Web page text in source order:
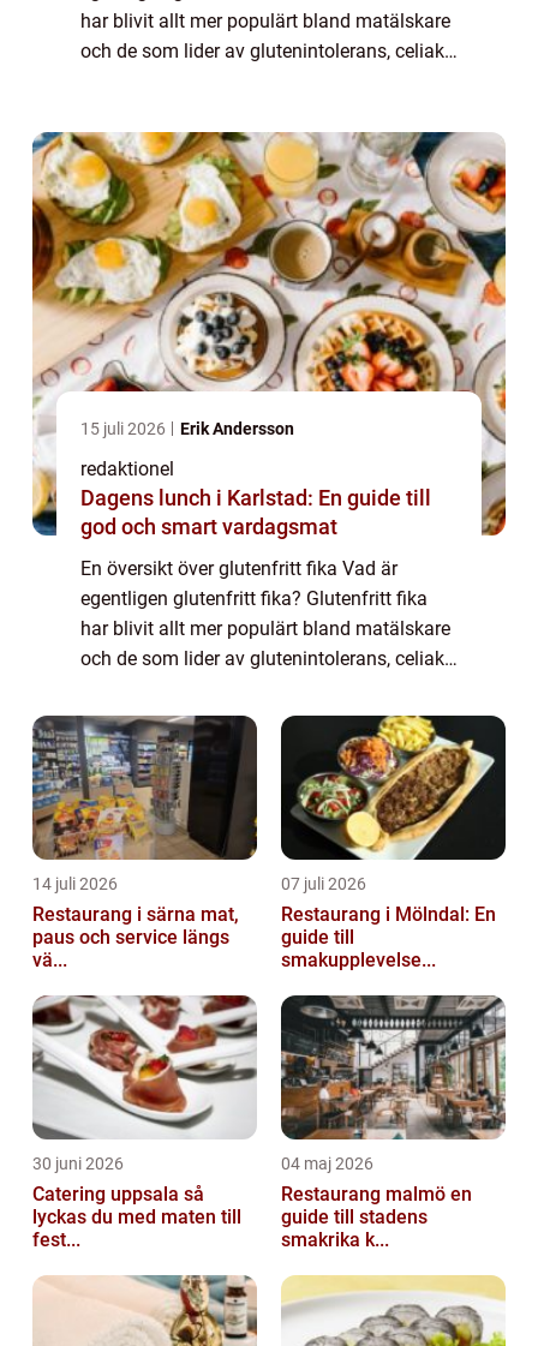
har blivit allt mer populärt bland matälskare
och de som lider av glutenintolerans, celiaki
15 juli 2026 Erik Andersson
redaktionel
Dagens lunch i Karlstad: En guide till
god och smart vardagsmat
En översikt över glutenfritt fika Vad är
egentligen glutenfritt fika? Glutenfritt fika
har blivit allt mer populärt bland matälskare
och de som lider av glutenintolerans, celiaki
anledningar. Konceptet innebä...
14 juli 2026
Restaurang i särna mat,
paus och service längs
vä...
07 juli 2026
Restaurang i Mölndal: En
guide till
smakupplevelse...
30 juni 2026
Catering uppsala så
lyckas du med maten till
fest...
04 maj 2026
Restaurang malmö en
guide till stadens
smakrika k...